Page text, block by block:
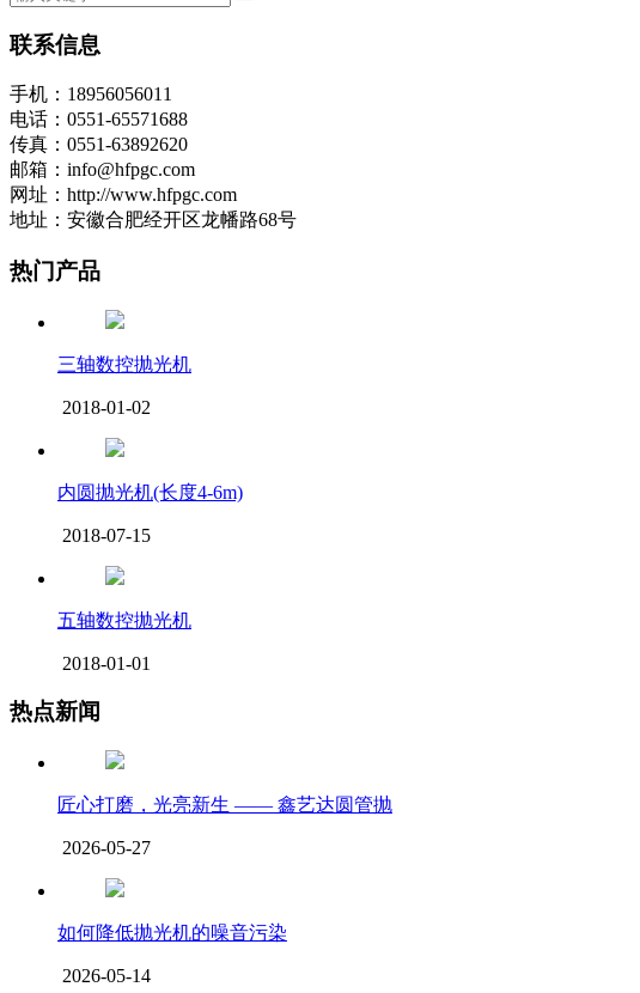
联系信息
手机：18956056011
电话：0551-65571688
传真：0551-63892620
邮箱：info@hfpgc.com
网址：http://www.hfpgc.com
地址：安徽合肥经开区龙幡路68号
热门产品
三轴数控抛光机
2018-01-02
内圆抛光机(长度4-6m)
2018-07-15
五轴数控抛光机
2018-01-01
热点新闻
匠心打磨，光亮新生 —— 鑫艺达圆管抛
2026-05-27
如何降低抛光机的噪音污染
2026-05-14